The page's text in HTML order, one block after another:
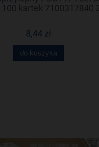
100 kartek 7100317840
8,44 zł
do koszyka